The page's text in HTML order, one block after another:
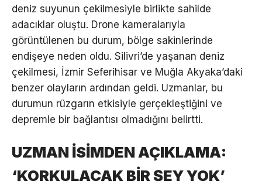
deniz suyunun çekilmesiyle birlikte sahilde
adacıklar oluştu. Drone kameralarıyla
görüntülenen bu durum, bölge sakinlerinde
endişeye neden oldu. Silivri’de yaşanan deniz
çekilmesi, İzmir Seferihisar ve Muğla Akyaka’daki
benzer olayların ardından geldi. Uzmanlar, bu
durumun rüzgarın etkisiyle gerçekleştiğini ve
depremle bir bağlantısı olmadığını belirtti.
UZMAN İSİMDEN AÇIKLAMA:
‘KORKULACAK BİR ŞEY YOK’